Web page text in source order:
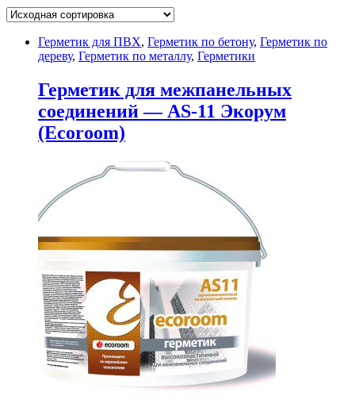
Герметик для ПВХ, Герметик по бетону, Герметик по
дереву, Герметик по металлу, Герметики
Герметик для межпанельных
соединений — AS-11 Экорум
(Ecoroom)